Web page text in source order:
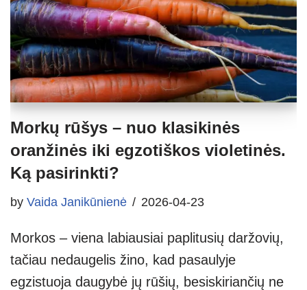
Morkų rūšys – nuo klasikinės
oranžinės iki egzotiškos violetinės.
Ką pasirinkti?
by Vaida Janikūnienė 2026-04-23
Morkos – viena labiausiai paplitusių daržovių,
tačiau nedaugelis žino, kad pasaulyje
egzistuoja daugybė jų rūšių, besiskiriančių ne